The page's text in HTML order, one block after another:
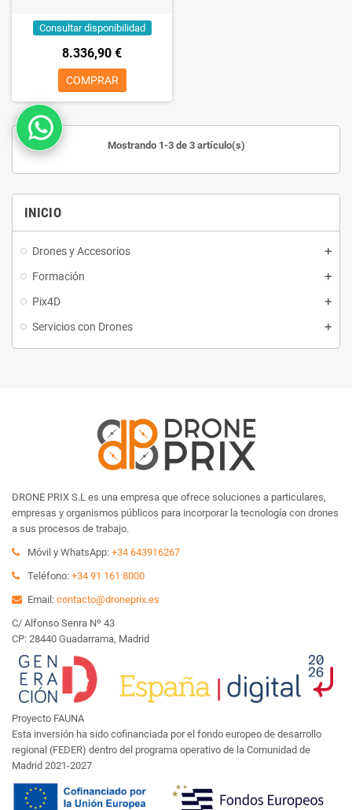
INICIO
Drones y Accesorios
Formación
Pix4D
Servicios con Drones
Consultar disponibilidad
8.336,90 €
COMPRAR
Mostrando 1-3 de 3 artículo(s)
DRONE PRIX S.L es una empresa que ofrece soluciones a particulares,
empresas y organismos públicos para incorporar la tecnología con drones
a sus procesos de trabajo.
Móvil y WhatsApp: +34 643916267
Teléfono: +34 91 161 8000
Email: contacto@droneprix.es
C/ Alfonso Senra Nº 43
CP: 28440 Guadarrama, Madrid
Proyecto FAUNA
Esta inversión ha sido cofinanciada por el fondo europeo de desarrollo
regional (FEDER) dentro del programa operativo de la Comunidad de
Madrid 2021-2027